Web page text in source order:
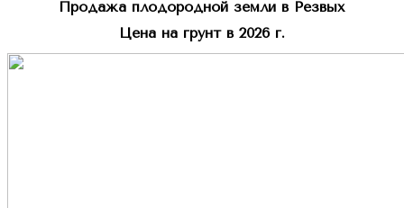
Продажа плодородной земли в Резвых
Цена на грунт в 2026 г.